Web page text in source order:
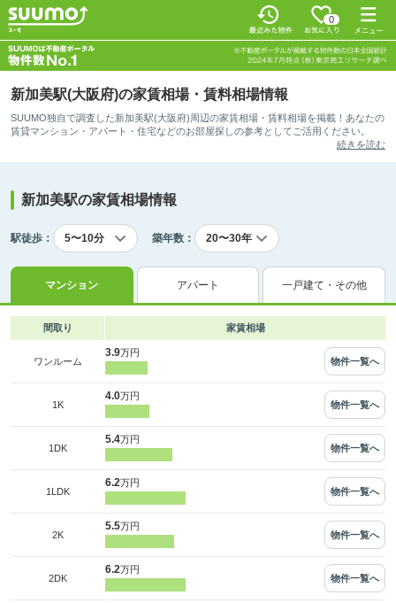
0
新加美駅(大阪府)の家賃相場・賃料相場情報
SUUMO独自で調査した新加美駅(大阪府)周辺の家賃相場・賃料相場を掲載！あなたの
賃貸マンション・アパート・住宅などのお部屋探しの参考としてご活用ください。
続きを読む
新加美駅の家賃相場情報
駅徒歩： 築年数：
マンション アパート 一戸建て・その他
間取り 家賃相場
ワンルーム
3.9万円
物件一覧へ
1K
4.0万円
物件一覧へ
1DK
5.4万円
物件一覧へ
1LDK
6.2万円
物件一覧へ
2K
5.5万円
物件一覧へ
2DK
6.2万円
物件一覧へ